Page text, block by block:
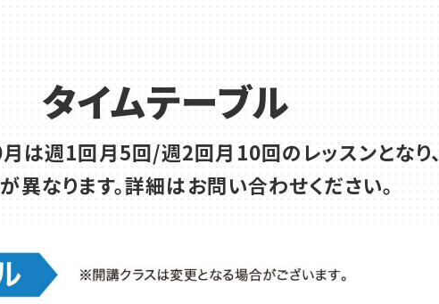
タイムテーブル
月は週1回月5回/週2回月10回のレッスンとなり、
異なります。詳細はお問い合わせください。